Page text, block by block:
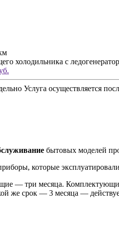
холодильника с
Услуга осуществляется
бытовых моделей
которые
— три месяца.
же срок — 3 месяца —